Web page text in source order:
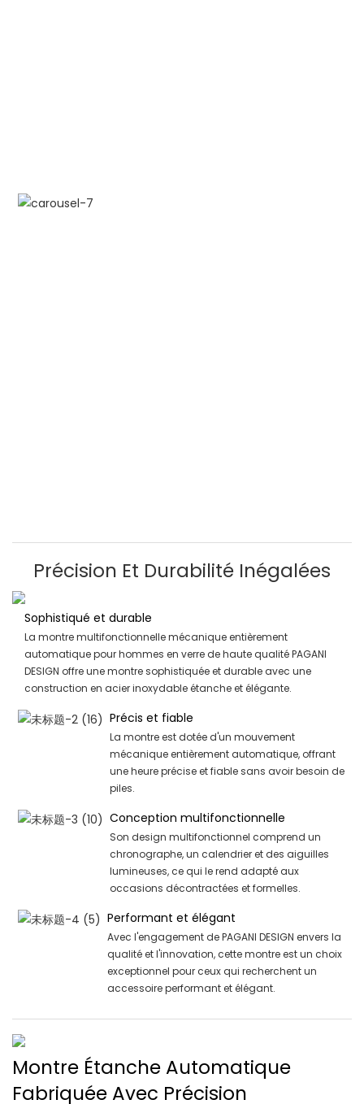
Précision Et Durabilité Inégalées
Sophistiqué et durable
La montre multifonctionnelle mécanique entièrement
automatique pour hommes en verre de haute qualité PAGANI
DESIGN offre une montre sophistiquée et durable avec une
construction en acier inoxydable étanche et élégante.
Précis et fiable
La montre est dotée d'un mouvement
mécanique entièrement automatique, offrant
une heure précise et fiable sans avoir besoin de
piles.
Conception multifonctionnelle
Son design multifonctionnel comprend un
chronographe, un calendrier et des aiguilles
lumineuses, ce qui le rend adapté aux
occasions décontractées et formelles.
Performant et élégant
Avec l'engagement de PAGANI DESIGN envers la
qualité et l'innovation, cette montre est un choix
exceptionnel pour ceux qui recherchent un
accessoire performant et élégant.
Montre Étanche Automatique
Fabriquée Avec Précision